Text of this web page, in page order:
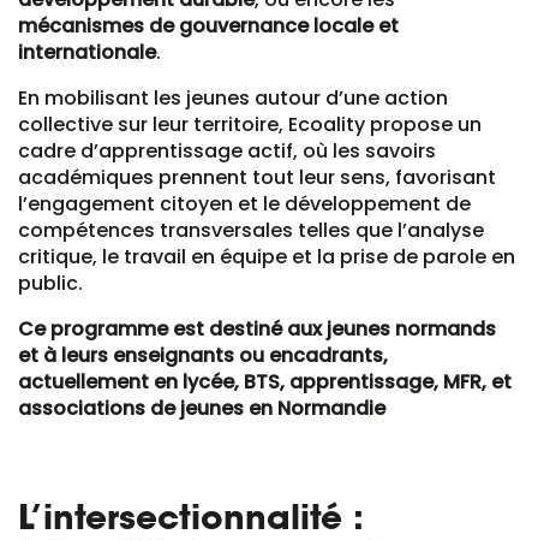
mécanismes de gouvernance locale et
internationale.
En mobilisant les jeunes autour d’une action
collective sur leur territoire, Ecoality propose un
cadre d’apprentissage actif, où les savoirs
académiques prennent tout leur sens, favorisant
l’engagement citoyen et le développement de
compétences transversales telles que l’analyse
critique, le travail en équipe et la prise de parole en
public.
Ce programme est destiné aux jeunes normands
et à leurs enseignants ou encadrants,
actuellement en lycée, BTS, apprentissage, MFR, et
associations de jeunes en Normandie
L’intersectionnalité :